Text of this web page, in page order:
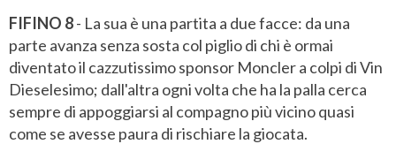
FIFINO 8- La sua è una partita a due facce: da una
parte avanza senza sosta col piglio di chi è ormai
diventato il cazzutissimo sponsor Moncler a colpi di Vin
Dieselesimo; dall'altra ogni volta che ha la palla cerca
sempre di appoggiarsi al compagno più vicino quasi
come se avesse paura di rischiare la giocata.